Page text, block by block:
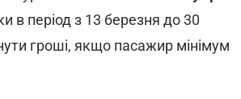
в період з 13 березня до 30
гроші, якщо пасажир мінімум